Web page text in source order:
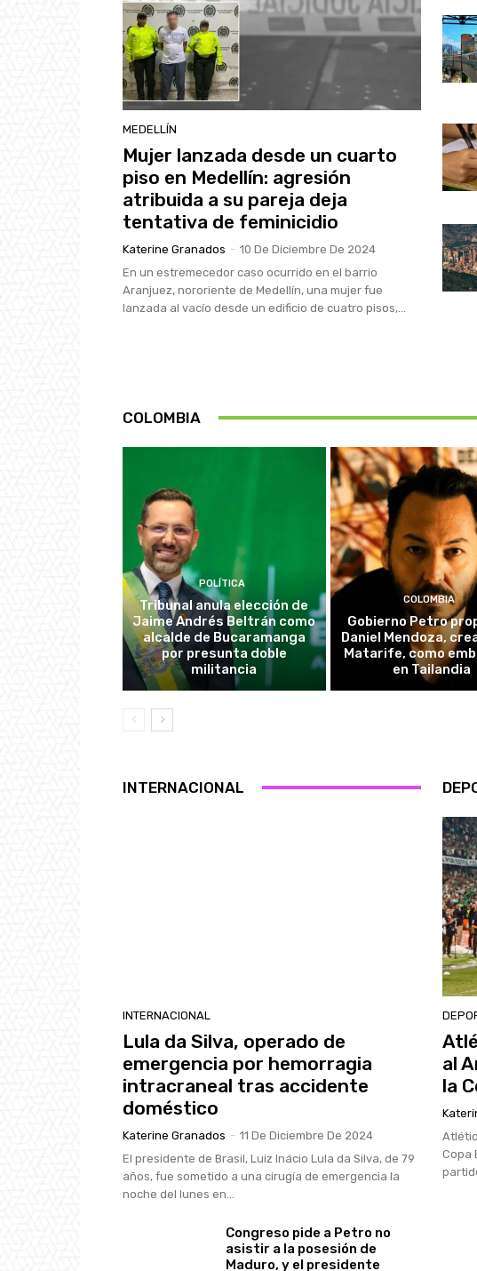
MEDELLÍN
Mujer lanzada desde un cuarto
piso en Medellín: agresión
atribuida a su pareja deja
tentativa de feminicidio
Katerine Granados - 10 De Diciembre De 2024
En un estremecedor caso ocurrido en el barrio
Aranjuez, nororiente de Medellín, una mujer fue
lanzada al vacío desde un edificio de cuatro pisos,...
COLOMBIA
POLÍTICA
Tribunal anula elección de
Jaime Andrés Beltrán como
alcalde de Bucaramanga
por presunta doble
militancia
COLOMBIA
Gobierno Petro
Daniel Mendoza,
Matarife, como
en Tailandia
INTERNACIONAL
INTERNACIONAL
Lula da Silva, operado de
emergencia por hemorragia
intracraneal tras accidente
doméstico
Katerine Granados - 11 De Diciembre De 2024
El presidente de Brasil, Luiz Inácio Lula da Silva, de 79
años, fue sometido a una cirugía de emergencia la
noche del lunes en...
Congreso pide a Petro no
asistir a la posesión de
Maduro, y el presidente
al
la
Copa